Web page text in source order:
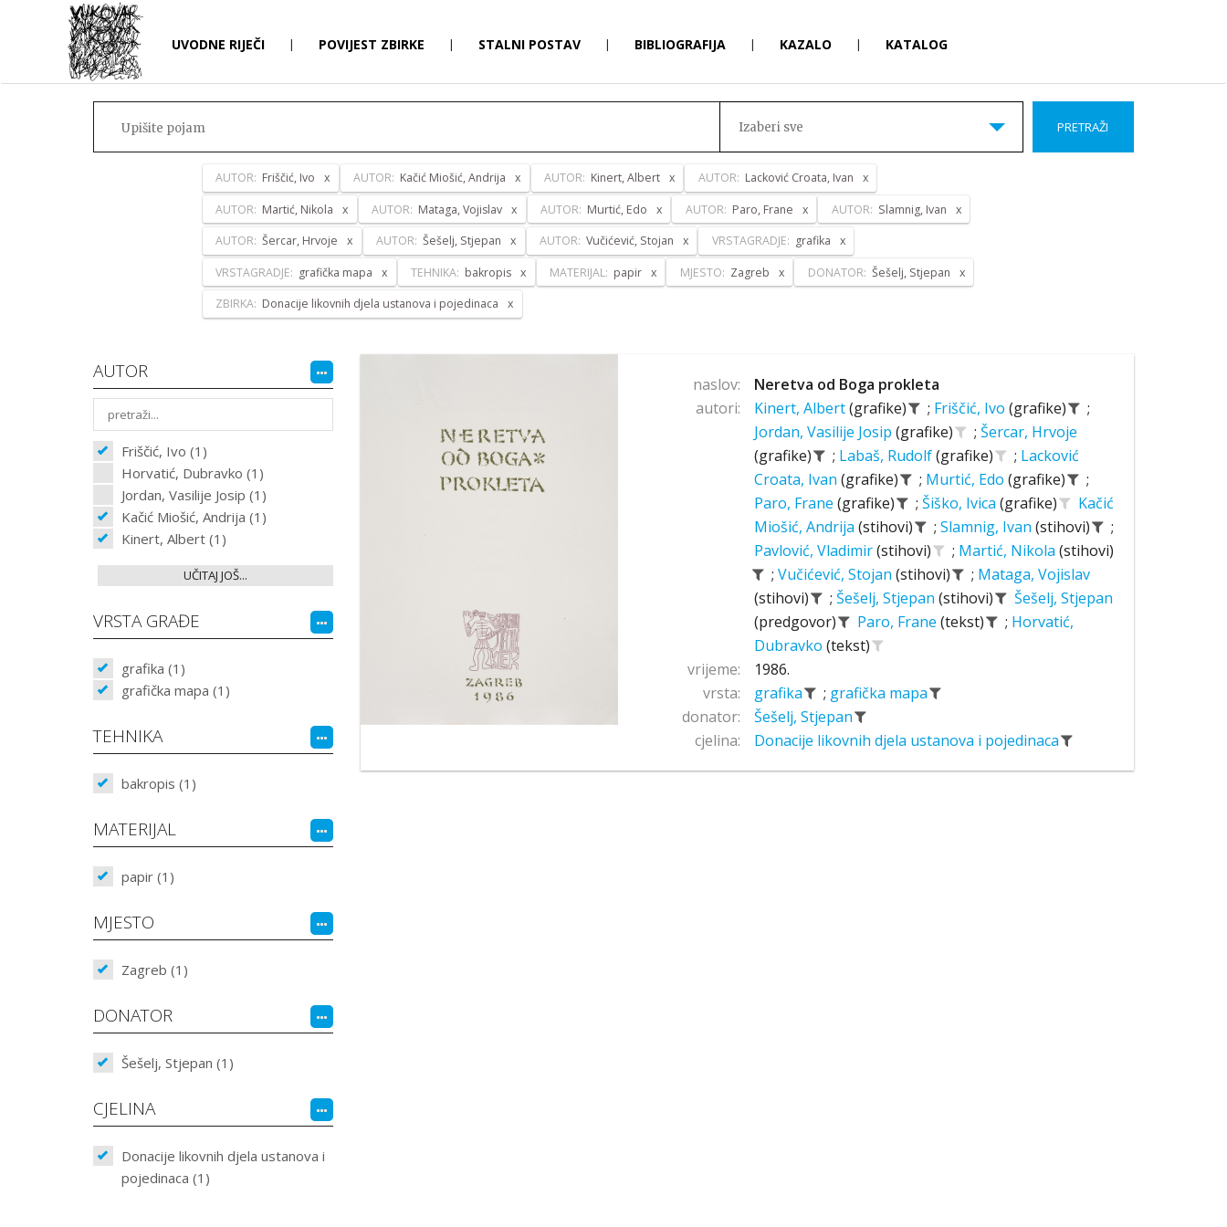
UVODNE RIJEČI | POVIJEST ZBIRKE | STALNI POSTAV | BIBLIOGRAFIJA | KAZALO | KATALOG
Izaberi sve PRETRAŽI
AUTOR: Friščić, Ivo AUTOR: Kačić Miošić, Andrija AUTOR: Kinert, Albert AUTOR: Lacković Croata, Ivan
AUTOR: Martić, Nikola AUTOR: Mataga, Vojislav AUTOR: Murtić, Edo AUTOR: Paro, Frane AUTOR: Slamnig, Ivan
AUTOR: Šercar, Hrvoje AUTOR: Šešelj, Stjepan AUTOR: Vučićević, Stojan VRSTAGRADJE: grafika
VRSTAGRADJE: grafička mapa TEHNIKA: bakropis MATERIJAL: papir MJESTO: Zagreb DONATOR: Šešelj, Stjepan
ZBIRKA: Donacije likovnih djela ustanova i pojedinaca
AUTOR
Friščić, Ivo (1)
Horvatić, Dubravko (1)
Jordan, Vasilije Josip (1)
Kačić Miošić, Andrija (1)
Kinert, Albert (1)
UČITAJ JOŠ...
VRSTA GRAĐE
grafika (1)
grafička mapa (1)
TEHNIKA
bakropis (1)
MATERIJAL
papir (1)
MJESTO
Zagreb (1)
DONATOR
Šešelj, Stjepan (1)
CJELINA
Donacije likovnih djela ustanova i
pojedinaca (1)
naslov:
Neretva od Boga prokleta
autori:
Kinert, Albert(grafike) ; Friščić, Ivo (grafike)
;
Jordan, Vasilije Josip (grafike) ; Šercar, Hrvoje
(grafike)
; Labaš, Rudolf(grafike) ; Lacković
Croata, Ivan (grafike) ; Murtić, Edo (grafike)
;
Paro, Frane (grafike) ; Šiško, Ivica (grafike)
Kačić
Miošić, Andrija (stihovi) ; Slamnig, Ivan (stihovi)
;
Pavlović, Vladimir(stihovi) ; Martić, Nikola (stihovi)
; Vučićević, Stojan (stihovi) ; Mataga, Vojislav
(stihovi)
; Šešelj, Stjepan (stihovi)
Šešelj, Stjepan
(predgovor)
Paro, Frane (tekst) ; Horvatić,
Dubravko (tekst)
vrijeme:
1986.
vrsta:
grafika ; grafička mapa
donator:
Šešelj, Stjepan
cjelina:
Donacije likovnih djela ustanova i pojedinaca